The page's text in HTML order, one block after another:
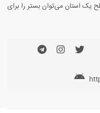
یک استان می‌توان بستر را برای